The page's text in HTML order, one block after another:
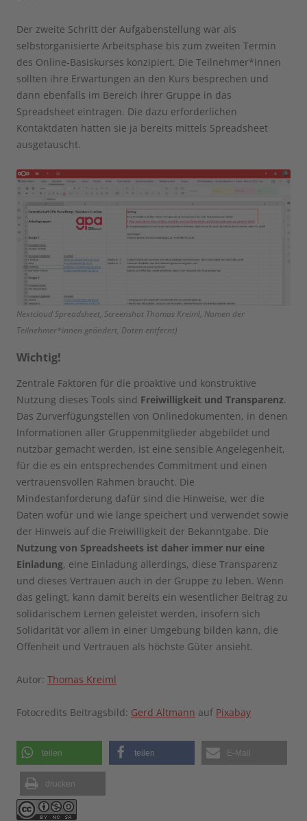
Der zweite Schritt der Aufgabenstellung war als
selbstorganisierte Arbeitsphase bis zum zweiten Termin
des Online-Basiskurses konzipiert. Die Teilnehmer*innen
sollten ihre Erwartungen an den Kurs besprechen und
dann ebenfalls im Bereich ihrer Gruppe in das
Spreadsheet eintragen. Die dazu erforderlichen
Kontaktdaten hatten sie ja bereits mittels Spreadsheet
ausgetauscht.
Nextcloud Spreadsheet, Screenshot Thomas Kreiml, Namen der
Teilnehmer*innen geändert, Daten entfernt)
Wichtig!
Zentrale Faktoren für die proaktive und konstruktive
Nutzung dieses Tools sind Freiwilligkeit und Transparenz.
Das Zurverfügungstellen von Onlinedokumenten, in denen
Informationen aller Gruppenmitglieder abgebildet und
nutzbar gemacht werden, ist eine sensible Angelegenheit,
für die es ein entsprechendes Commitment und einen
vertrauensvollen Rahmen braucht. Die
Mindestanforderung dafür sind die Hinweise, wer die
Daten wofür und wie lange speichert und verwendet sowie
der Hinweis auf die Freiwilligkeit der Bekanntgabe. Die
Nutzung von Spreadsheets ist daher immer nur eine
Einladung, eine Einladung allerdings, diese Transparenz
und dieses Vertrauen auch in der Gruppe zu leben. Wenn
das gelingt, kann damit bereits ein wesentlicher Beitrag zu
solidarischem Lernen geleistet werden, insofern sich
Solidarität vor allem in einer Umgebung bilden kann, die
Offenheit und Vertrauen als höchste Güter ansieht.
Autor: Thomas Kreiml
Fotocredits Beitragsbild: Gerd Altmann auf Pixabay
teilen teilen E-Mail
drucken